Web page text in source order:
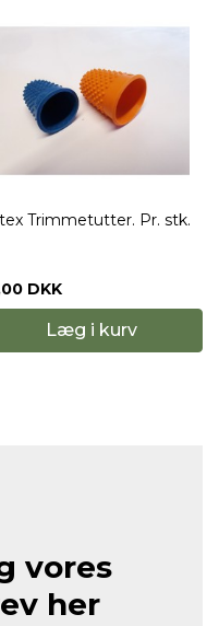
Trimmetutter. Pr. stk.
DKK
Læg i kurv
vores
her